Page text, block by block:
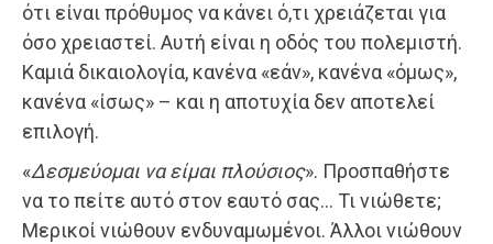
ότι είναι πρόθυμος να κάνει ό,τι χρειάζεται για
όσο χρειαστεί. Αυτή είναι η οδός του πολεμιστή.
Καμιά δικαιολογία, κανένα «εάν», κανένα «όμως»,
κανένα «ίσως» – και η αποτυχία δεν αποτελεί
επιλογή.
«Δεσμεύομαι να είμαι πλούσιος». Προσπαθήστε
να το πείτε αυτό στον εαυτό σας… Τι νιώθετε;
Μερικοί νιώθουν ενδυναμωμένοι. Άλλοι νιώθουν